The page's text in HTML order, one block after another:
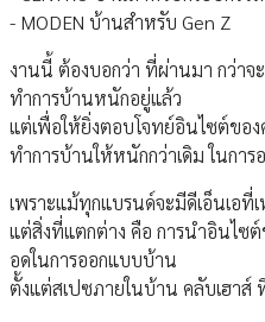
- MODEN บ้านสำหรับ Gen Z
งานนี้ ต้องบอกว่า ที่ผ่านมา กว่าจ
ทำการบ้านหนักอยู่แล้ว
แต่เพื่อให้ยิ่งตอบโจทย์อินไซต์ขอ
ทำการบ้านให้หนักกว่าเดิม ในกา
เพราะแม้ทุกแบรนด์จะมีดีเอ็นเอ
แต่สิ่งที่แตกต่าง คือ การนำอินไ
อดในการออกแบบบ้าน
ตั้งแต่สเปซภายในบ้าน คลับเฮาส์